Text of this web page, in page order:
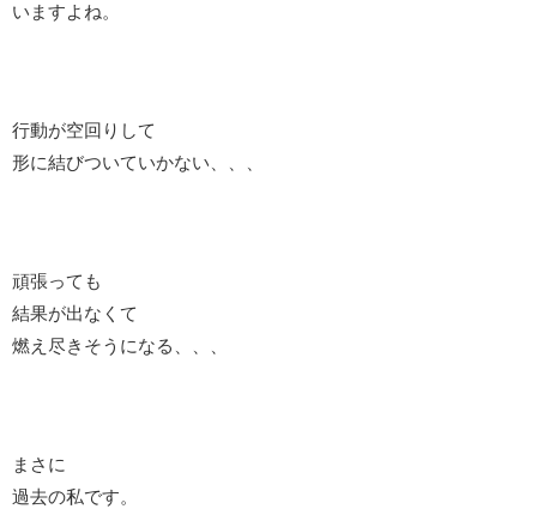
いますよね。
行動が空回りして
形に結びついていかない、、、
頑張っても
結果が出なくて
燃え尽きそうになる、、、
まさに
過去の私です。